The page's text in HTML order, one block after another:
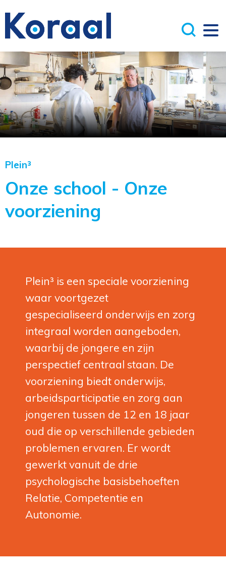
Plein³
Onze school - Onze
voorziening
Plein³ is een speciale voorziening
waar voortgezet
gespecialiseerd onderwijs en zorg
integraal worden aangeboden,
waarbij de jongere en zijn
perspectief centraal staan. De
voorziening biedt onderwijs,
arbeidsparticipatie en zorg aan
jongeren tussen de 12 en 18 jaar
oud die op verschillende gebieden
problemen ervaren. Er wordt
gewerkt vanuit de drie
psychologische basisbehoeften
Relatie, Competentie en
Autonomie.